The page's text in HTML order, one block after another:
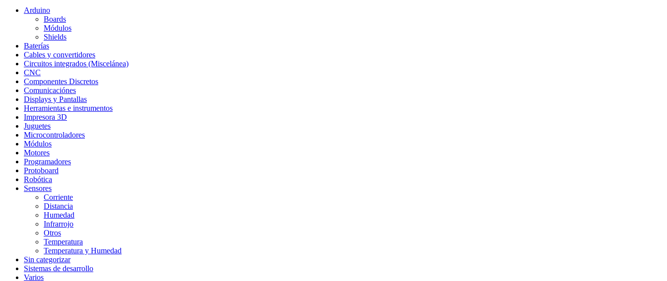
Arduino
Boards
Módulos
Shields
Baterías
Cables y convertidores
Circuitos integrados (Miscelánea)
CNC
Componentes Discretos
Comunicaciónes
Displays y Pantallas
Herramientas e instrumentos
Impresora 3D
Juguetes
Microcontroladores
Módulos
Motores
Programadores
Protoboard
Robótica
Sensores
Corriente
Distancia
Humedad
Infrarrojo
Otros
Temperatura
Temperatura y Humedad
Sin categorizar
Sistemas de desarrollo
Varios